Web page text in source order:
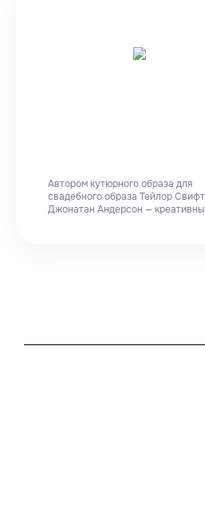
Автором кутюрного образа для
свадебного образа Тейлор
Джонатан Андерсон —